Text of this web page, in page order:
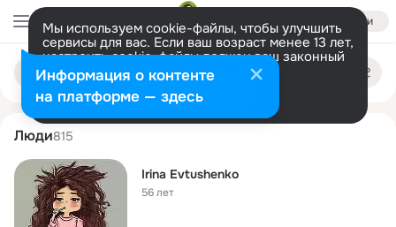
Войти
Мы используем cookie-файлы, чтобы улучшить
сервисы для вас. Если ваш возраст менее 13 лет,
настроить cookie-файлы должен ваш законный
представитель. Больше информации
Разрешить все Настроить
Поиск
людям
irina evtushenko
Люди815
Irina Evtushenko
56 лет
Информация о контенте
на платформе — здесь